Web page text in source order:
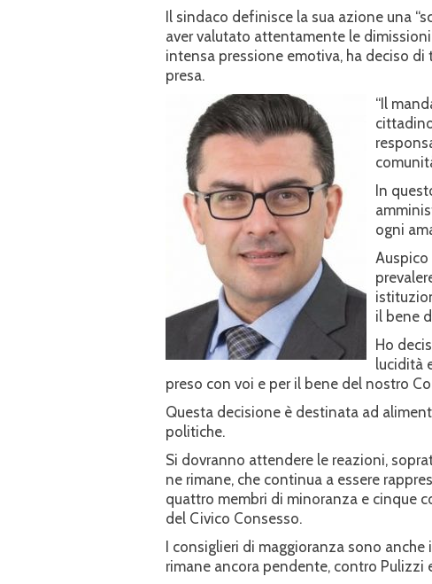
Il sindaco definisce la sua azione una
aver valutato attentamente le
intensa pressione emotiva, ha deciso
presa.
“Il
In
ogni
il bene
Ho
lucidità
preso con voi e per il bene del nostro
Questa decisione è destinata ad
politiche.
Si dovranno attendere le reazioni,
ne rimane, che continua a essere
quattro membri di minoranza e cinque
del Civico Consesso.
I consiglieri di maggioranza sono
rimane ancora pendente, contro Pulizzi